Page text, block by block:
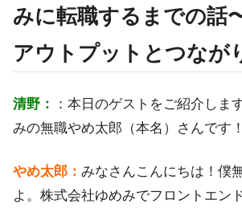
みに転職するまでの話
アウトプットとつなが
清野：
：本日のゲストをご紹介しま
みの無職やめ太郎（本名）さんです！
やめ太郎： みなさんこんにちは！僕
よ。株式会社ゆめみでフロントエン